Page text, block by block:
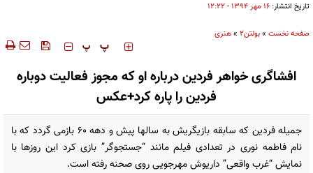
تاریخ انتشار: ۱۶ مهر ۱۳۹۴ - ۱۲:۲۲
صفحه نخست »بولتن2 »هنری
‍‍‍ پ پ
افشاگری خواهر فردین درباره او که مجوز فعالیت دوباره
فردین را پاره کرد+عکس
جمیله فردین که سابقه بازیگریش به سالها پیش و دهه ۶۰ بازمی گردد که با
نام فاطمه نوری در تعدادی فیلم مانند “جستجوگر” بازی کرد این روزها با
نمایش “غرب واقعی” داریوش مهرجویی روی صحنه رفته است.